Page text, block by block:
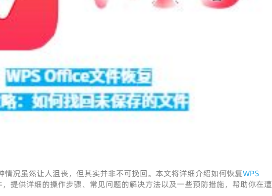
情况虽然让人沮丧，但其实并非不可挽回。本文将详细介绍如何恢复WPS
提供详细的操作步骤、常见问题的解决方法以及一些预防措施，帮助你在遭